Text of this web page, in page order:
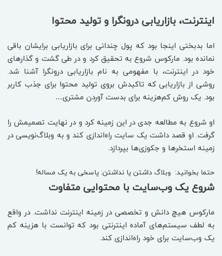
اینترنت، بازاریابی درونگرا و تولید محتوا
اما بدبختی اینجا بود که پول چندانی برای بازاریابی برایشان باقی
نمانده بود. مارکوس شروع به تحقیق کرد و در طی گشت و گذارهای
خود در اینترنت، با مفهومی به نام بازاریابی درونگرا آشنا شد.
روشی از بازاریابی که تاکیدش بروی تولید محتوا برای جذب کاربر
بود. یک روش کم‌هزینه برای بدست آوردن مشتری…
او شروع به مطالعه جدی در این زمینه کرد و در نهایت تصمیمش را
گرفت. او قصد داشت یک سایت راه‌اندازی کند و به وبلاگ‌نویسی در
زمینه استخرها و جکوزی‌ها بپردازد.
حتما بخوانید: وبلاگ‌ داشتن یا نداشتن: پاسخی به یک مساله!
شروع یک وب‌سایت با محتوایی متفاوت
مارکوس هیچ دانش و تخصصی در زمینه اینترنت نداشت. در واقع
به لطف سیستم‌های آماده اینترنتی بود که توانست با هزینه کم
یک وب‌سایت برای خود راه‌اندازی کند.